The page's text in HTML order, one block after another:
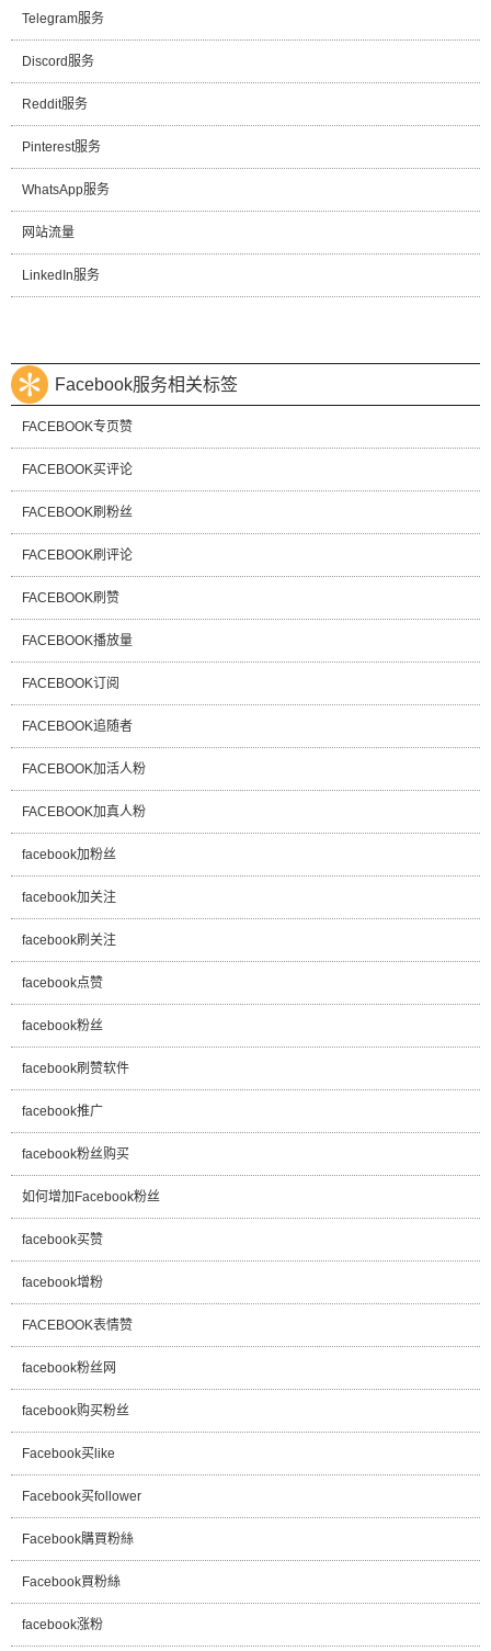
Telegram服务
Discord服务
Reddit服务
Pinterest服务
WhatsApp服务
网站流量
LinkedIn服务
Facebook服务相关标签
FACEBOOK专页赞
FACEBOOK买评论
FACEBOOK刷粉丝
FACEBOOK刷评论
FACEBOOK刷赞
FACEBOOK播放量
FACEBOOK订阅
FACEBOOK追随者
FACEBOOK加活人粉
FACEBOOK加真人粉
facebook加粉丝
facebook加关注
facebook刷关注
facebook点赞
facebook粉丝
facebook刷赞软件
facebook推广
facebook粉丝购买
如何增加Facebook粉丝
facebook买赞
facebook增粉
FACEBOOK表情赞
facebook粉丝网
facebook购买粉丝
Facebook买like
Facebook买follower
Facebook購買粉絲
Facebook買粉絲
facebook涨粉